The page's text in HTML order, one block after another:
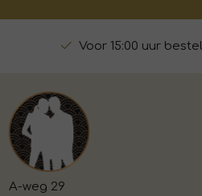
Voor 15:00 uur
A-weg 29